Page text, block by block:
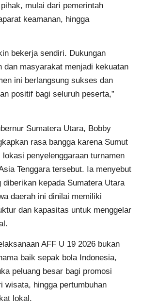
mulai dari pemerintah
keamanan, hingga
bekerja sendiri. Dukungan
dan masyarakat menjadi kekuatan
ini berlangsung sukses dan
positif bagi seluruh peserta,”
Sumatera Utara, Bobby
rasa bangga karena Sumut
penyelenggaraan turnamen
Tenggara tersebut. Ia menyebut
diberikan kepada Sumatera Utara
daerah ini dinilai memiliki
dan kapasitas untuk menggelar
AFF U 19 2026 bukan
baik sepak bola Indonesia,
peluang besar bagi promosi
wisata, hingga pertumbuhan
lokal.